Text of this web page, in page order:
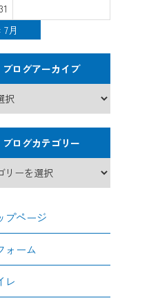
7月
ブログアーカイブ
ブログカテゴリー
プページ
ォーム
レ